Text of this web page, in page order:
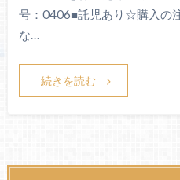
号：0406■託児あり☆購入の
な…
続きを読む